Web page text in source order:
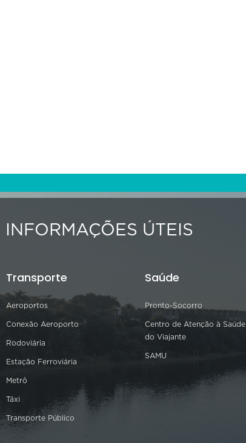
INFORMAÇÕES ÚTEIS
Transporte
Aeroportos
Conexão Aeroporto
Rodoviária
Estação Ferroviária
Metrô
Táxi
Transporte Público
Saúde
Pronto-Socorro
Centro de Atenção à Saúde
do Viajante
SAMU